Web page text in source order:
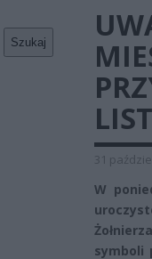
Szukaj
31
W
symboli